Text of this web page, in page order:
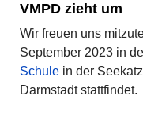
VMPD zieht um
Wir freuen uns
September 2023 in
Schulein der
Darmstadt stattfindet.